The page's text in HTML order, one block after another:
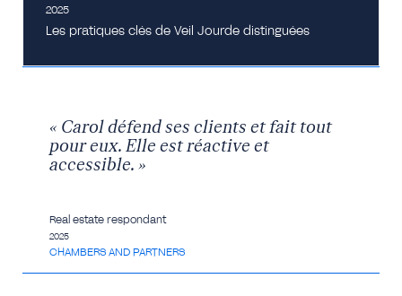
2025
Les pratiques clés de Veil Jourde distinguées
« Carol défend ses clients et fait tout
pour eux. Elle est réactive et
accessible. »
Real estate respondant
2025
CHAMBERS AND PARTNERS